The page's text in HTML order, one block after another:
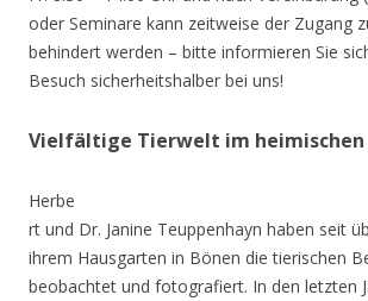
oder Seminare kann zeitweise der Zugang
behindert werden – bitte informieren Sie
Besuch sicherheitshalber bei uns!
Vielfältige Tierwelt im heimischen
Herbe
rt und Dr. Janine Teuppenhayn haben seit
ihrem Hausgarten in Bönen die tierischen
beobachtet und fotografiert. In den letzten